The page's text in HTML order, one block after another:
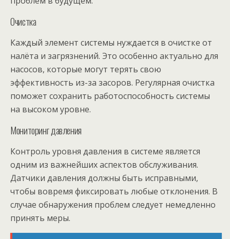
Очистка
Каждый элемент системы нуждается в очистке от
налёта и загрязнений. Это особенно актуально для
насосов, которые могут терять свою
эффективность из-за засоров. Регулярная очистка
поможет сохранить работоспособность системы
на высоком уровне.
Мониторинг давления
Контроль уровня давления в системе является
одним из важнейших аспектов обслуживания.
Датчики давления должны быть исправными,
чтобы вовремя фиксировать любые отклонения. В
случае обнаружения проблем следует немедленно
принять меры.